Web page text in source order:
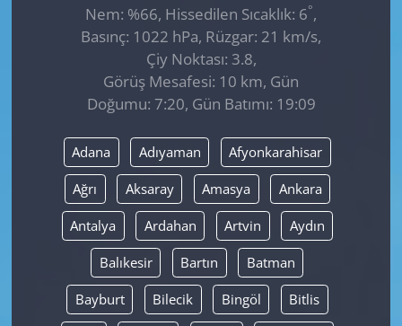
Nem: %66, Hissedilen Sıcaklık: 6°,
Basınç: 1022 hPa, Rüzgar: 21 km/s,
Çiy Noktası: 3.8,
Görüş Mesafesi: 10 km, Gün
Doğumu: 7:20, Gün Batımı: 19:09
Adana Adıyaman Afyonkarahisar
Ağrı Aksaray Amasya Ankara
Antalya Ardahan Artvin Aydın
Balıkesir Bartın Batman
Bayburt Bilecik Bingöl Bitlis